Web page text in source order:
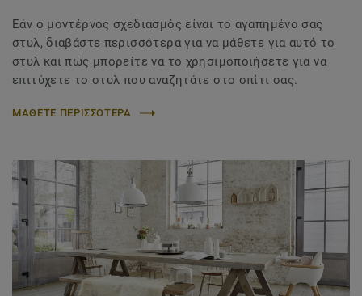
Εάν ο μοντέρνος σχεδιασμός είναι το αγαπημένο σας
στυλ, διαβάστε περισσότερα για να μάθετε για αυτό το
στυλ και πώς μπορείτε να το χρησιμοποιήσετε για να
επιτύχετε το στυλ που αναζητάτε στο σπίτι σας.
ΜΑΘΕΤΕ ΠΕΡΙΣΣΟΤΕΡΑ